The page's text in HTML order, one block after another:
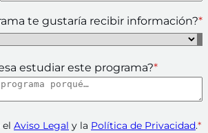
te gustaría recibir información?*
estudiar este programa?*
el Aviso Legal y la Política de Privacidad.*